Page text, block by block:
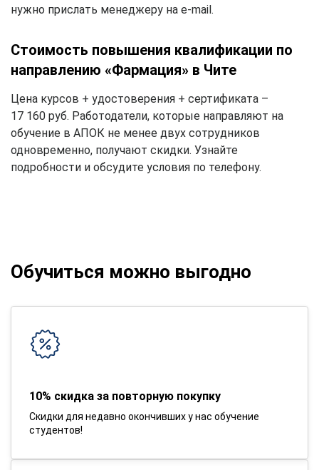
нужно прислать менеджеру на e-mail.
Стоимость повышения квалификации по
направлению «Фармация» в Чите
Цена курсов + удостоверения + сертификата –
17 160 руб. Работодатели, которые направляют на
обучение в АПОК не менее двух сотрудников
одновременно, получают скидки. Узнайте
подробности и обсудите условия по телефону.
Обучиться можно выгодно
10% скидка за повторную покупку
Скидки для недавно окончивших у нас обучение
студентов!